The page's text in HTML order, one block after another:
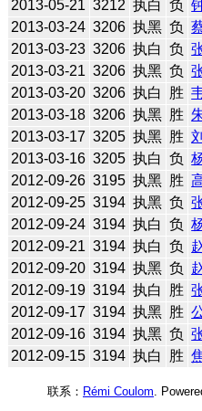
2013-05-21 3212 执白 负
2013-03-24 3206 执黑 负
2013-03-23 3206 执白 负
2013-03-21 3206 执黑 负
2013-03-20 3206 执白 胜
2013-03-18 3206 执黑 胜
2013-03-17 3205 执黑 胜
2013-03-16 3205 执白 负
2012-09-26 3195 执黑 胜
2012-09-25 3194 执黑 负
2012-09-24 3194 执白 负
2012-09-21 3194 执白 负
2012-09-20 3194 执黑 负
2012-09-19 3194 执白 胜
2012-09-17 3194 执黑 胜
2012-09-16 3194 执黑 负
2012-09-15 3194 执白 胜
联系： Rémi Coulom .